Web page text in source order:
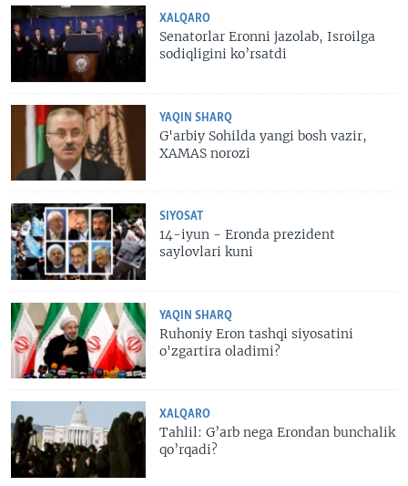
XALQARO
Senatorlar Eronni jazolab, Isroilga
sodiqligini ko’rsatdi
YAQIN SHARQ
G'arbiy Sohilda yangi bosh vazir,
XAMAS norozi
SIYOSAT
14-iyun - Eronda prezident
saylovlari kuni
YAQIN SHARQ
Ruhoniy Eron tashqi siyosatini
o'zgartira oladimi?
XALQARO
Tahlil: G’arb nega Erondan bunchalik
qo’rqadi?